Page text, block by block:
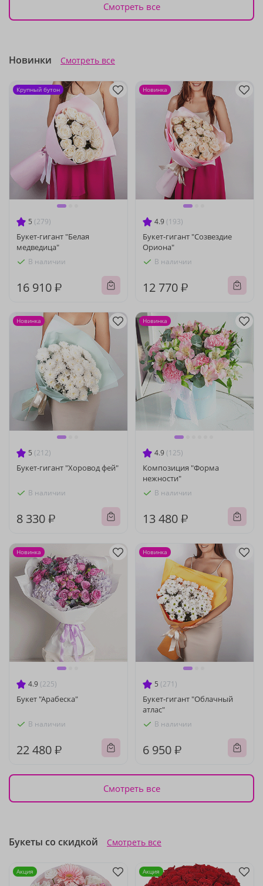
Смотреть все
Новинки Смотреть все
5 (279)
Букет-гигант "Белая
медведица"
В наличии
16 910 ₽
Крупный бутон
4.9 (193)
Букет-гигант "Созвездие
Ориона"
В наличии
12 770 ₽
Новинка
5 (212)
Букет-гигант "Хоровод фей"
В наличии
8 330 ₽
Новинка
4.9 (125)
Композиция "Форма
нежности"
В наличии
13 480 ₽
Новинка
4.9 (225)
Букет "Арабеска"
В наличии
22 480 ₽
Новинка
5 (271)
Букет-гигант "Облачный
атлас"
В наличии
6 950 ₽
Новинка
Смотреть все
Букеты со скидкой Смотреть все
Акция Акция